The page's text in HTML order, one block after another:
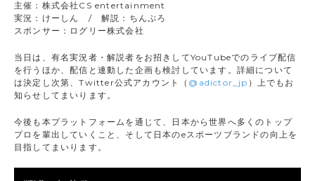
主催：株式会社CS entertainment
実況：けーしん / 解説：ちんぷろ
スポンサー：ログリー株式会社
当日は、有名実況者・解説者をお招きしてYouTubeでのライブ配信
を行うほか、配信と連動した企画も検討しています。詳細について
は決定し次第、Twitter公式アカウント（ @adictor_jp ）上でもお
知らせしてまいります。
今後も本プラットフォームを通じて、日本から世界へ多くのトップ
プロを輩出していくこと、そして日本のeスポーツブランドの向上を
目指してまいります。